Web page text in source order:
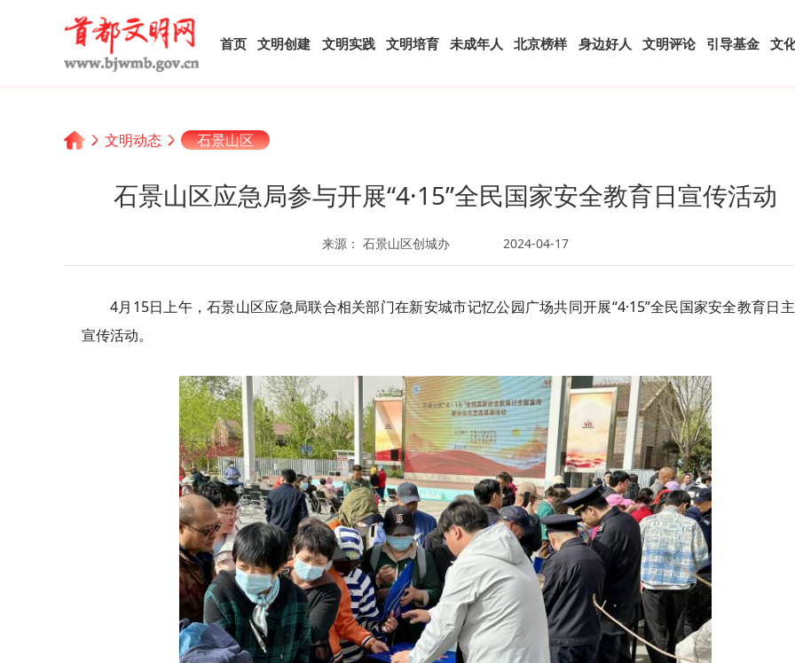
首页 文明创建 文明实践 文明培育 未成年人 北京榜样 身边好人 文明评论 引导基金 文
文明动态 石景山区
石景山区应急局参与开展“4·15”全民国家安全教育日宣传活动
来源： 石景山区创城办 2024-04-17
4月15日上午，石景山区应急局联合相关部门在新安城市记忆公园广场共同开展“4·15”全民国家安全教育日
宣传活动。